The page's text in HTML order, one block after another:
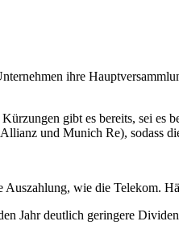
ihre
gibt es bereits, sei es
und Munich Re), sodass
wie die Telekom.
Jahr deutlich geringere